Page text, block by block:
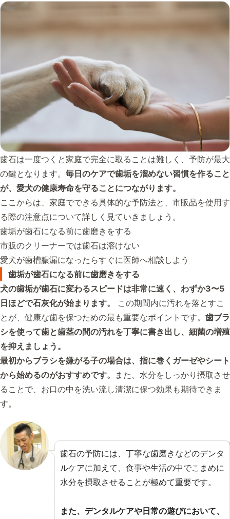
歯石は一度つくと家庭で完全に取ることは難しく、予防が最大
の鍵となります。 毎日のケアで歯垢を溜めない習慣を作ること
が、愛犬の健康寿命を守ることにつながります。
ここからは、家庭でできる具体的な予防法と、市販品を使用す
る際の注意点について詳しく見ていきましょう。
歯垢が歯石になる前に歯磨きをする
市販のクリーナーでは歯石は溶けない
愛犬が歯槽膿漏になったらすぐに医師へ相談しよう
歯垢が歯石になる前に歯磨きをする
犬の歯垢が歯石に変わるスピードは非常に速く、わずか3〜5
日ほどで石灰化が始まります。
この期間内に汚れを落とすこ
とが、健康な歯を保つための最も重要なポイントです。 歯ブラ
シを使って歯と歯茎の間の汚れを丁寧に書き出し、細菌の増殖
を抑えましょう。
最初からブラシを嫌がる子の場合は、指に巻くガーゼやシート
から始めるのがおすすめです。
また、水分をしっかり摂取させ
ることで、お口の中を洗い流し清潔に保つ効果も期待できま
す。
歯石の予防には、丁寧な歯磨きなどのデンタ
ルケアに加えて、食事や生活の中でこまめに
水分を摂取させることが極めて重要です。
また、デンタルケアや日常の遊びにおいて、